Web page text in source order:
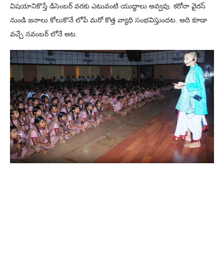
విషయానికొస్తే డిసెంబర్ వరకు ఎటువంటి యుద్ధాలు అవ్వవు. కరోనా వైరస్
నుండి జనాలు కోలుకొనే లోపే మరో కొత్త వ్యాధి సంభవిస్తుందట. అది కూడా
వచ్చే నవంబర్ లోనే అట.